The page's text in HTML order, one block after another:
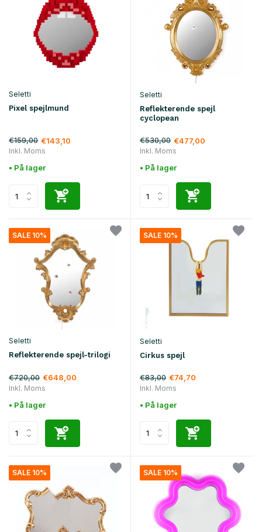
Seletti
Pixel spejlmund
€159,00 €143,10
Inkl. Moms
• På lager
Seletti
Reflekterende spejl
cyclopean
€530,00 €477,00
Inkl. Moms
• På lager
SALE 10%
Seletti
Reflekterende spejl-trilogi
€720,00 €648,00
Inkl. Moms
• På lager
SALE 10%
Seletti
Cirkus spejl
€83,00 €74,70
Inkl. Moms
• På lager
SALE 10% SALE 10%